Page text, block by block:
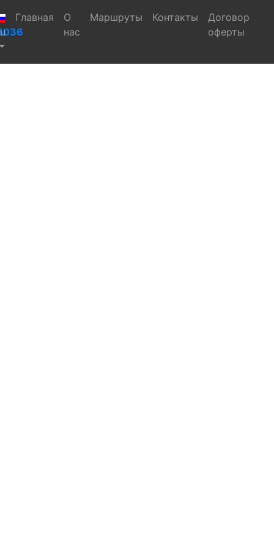
Главная (current)
О
нас
Маршруты Контакты
Договор
оферты